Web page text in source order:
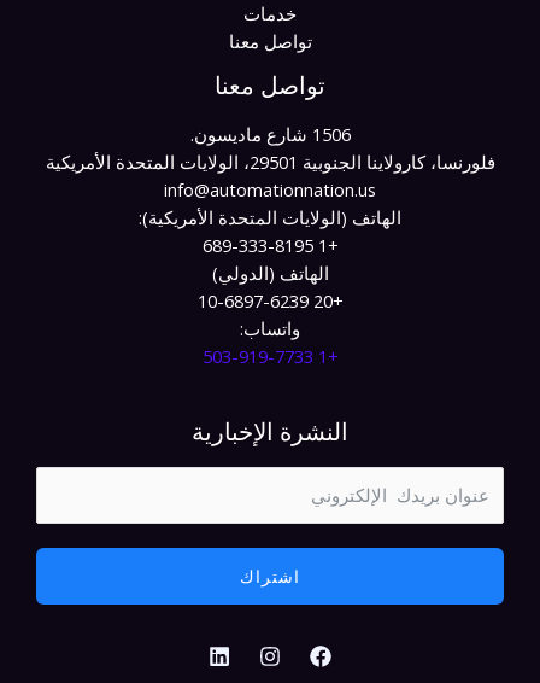
خدمات
تواصل معنا
تواصل معنا
1506 شارع ماديسون.
فلورنسا، كارولاينا الجنوبية 29501، الولايات المتحدة الأمريكية
info@automationnation.us​​
الهاتف (الولايات المتحدة الأمريكية):
+1 689-333-8195
الهاتف (الدولي)
+20 10-6897-6239
واتساب:
+1 503-919-7733​
النشرة الإخبارية
اشتراك